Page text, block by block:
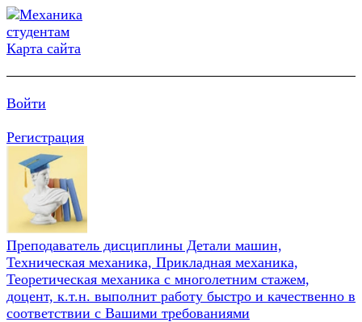
Карта сайта
Войти
Регистрация
Преподаватель дисциплины Детали машин,
Техническая механика, Прикладная механика,
Теоретическая механика с многолетним стажем,
доцент, к.т.н. выполнит работу быстро и качественно в
соответствии с Вашими требованиями